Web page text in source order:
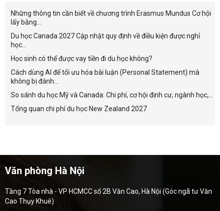
Những thông tin cần biết về chương trình Erasmus Mundus Cơ hội
lấy bằng...
Du học Canada 2027 Cập nhật quy định về điều kiện được nghỉ
học...
Học sinh có thể được vay tiền đi du học không?
Cách dùng AI để tối ưu hóa bài luận (Personal Statement) mà
không bị đánh...
So sánh du học Mỹ và Canada: Chi phí, cơ hội định cư, ngành học,...
Tổng quan chi phí du học New Zealand 2027
Văn phòng Hà Nội
Tầng 7 Tòa nhà - VP HCMCC số 2B Văn Cao, Hà Nội (Góc ngã tư Văn
Cao Thụy Khuê)